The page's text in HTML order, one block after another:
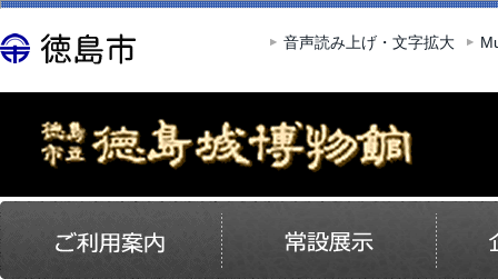
この
音声読み上げ・文字拡大